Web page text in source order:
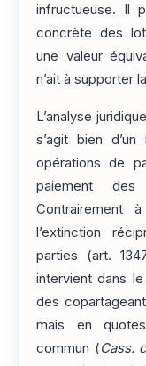
infructueuse. Il
concrète des
une valeur
n’ait à supporter
L’analyse
s’agit bien
opérations de
paiement des
Contrairement
l’extinction
parties (art.
intervient dans
des
mais en
commun (Cass.